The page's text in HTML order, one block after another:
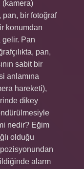
(kamera)
pan, bir fotoğraf
konumdan
gelir. Pan
pan,
sabit bir
anlamına
hareketi),
dikey
nedir? Eğim
olduğu
alarm